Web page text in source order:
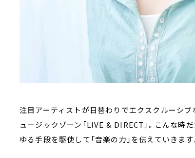
注目アーティストが日替わりでエクスクルーシ
ュージックゾーン「LIVE & DIRECT」。こんな時
ゆる手段を駆使して「音楽の力」を伝えていきま